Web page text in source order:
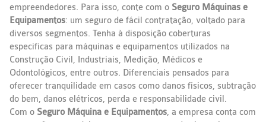
empreendedores. Para isso, conte com o Seguro Máquinas e
Equipamentos: um seguro de fácil contratação, voltado para
diversos segmentos. Tenha à disposição coberturas
especificas para máquinas e equipamentos utilizados na
Construção Civil, Industriais, Medição, Médicos e
Odontológicos, entre outros. Diferenciais pensados para
oferecer tranquilidade em casos como danos físicos, subtração
do bem, danos elétricos, perda e responsabilidade civil.
Com o Seguro Máquina e Equipamentos, a empresa conta com